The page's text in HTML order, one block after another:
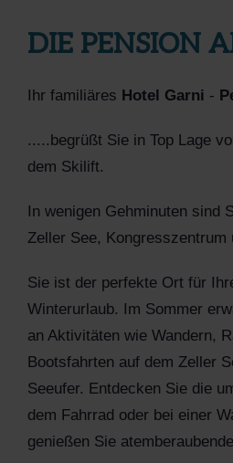
DIE PENSION
Ihr familiäres Hotel Garni -
.....begrüßt Sie in Top Lage
dem Skilift.
In wenigen Gehminuten sind
Zeller See, Kongresszentrum
Sie ist der perfekte Ort für
Winterurlaub. Im Sommer
an Aktivitäten wie Wandern,
Bootsfahrten auf dem Zeller
Seeufer. Entdecken Sie die
dem Fahrrad oder bei einer
genießen Sie